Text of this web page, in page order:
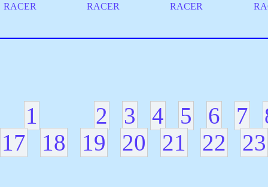
RACER
RACER
RACER
1 2 3 4 5 6 7
17
18 19 20 21 22 23